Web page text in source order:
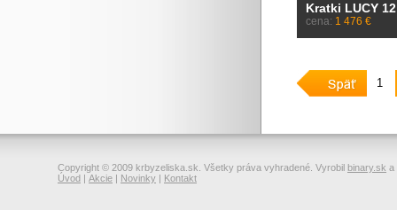
Kratki LUCY 12
cena: 1 476 €
1
Copyright © 2009 krbyzeliska.sk. Všetky práva vyhradené. Vyrobil binary.sk a
Úvod | Akcie | Novinky | Kontakt